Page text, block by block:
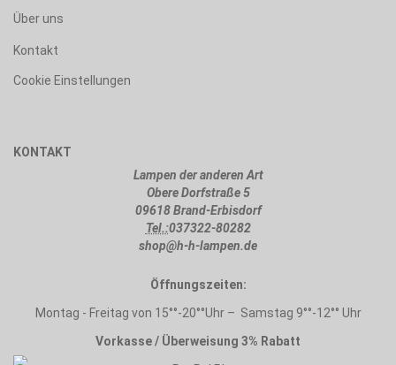
Über uns
Kontakt
Cookie Einstellungen
KONTAKT
Lampen der anderen Art
Obere Dorfstraße 5
09618 Brand-Erbisdorf
Tel.:037322-80282
shop@h-h-lampen.de
Öffnungszeiten:
Montag - Freitag von 15°°-20°°Uhr – Samstag 9°°-12°° Uhr
Vorkasse / Überweisung 3% Rabatt